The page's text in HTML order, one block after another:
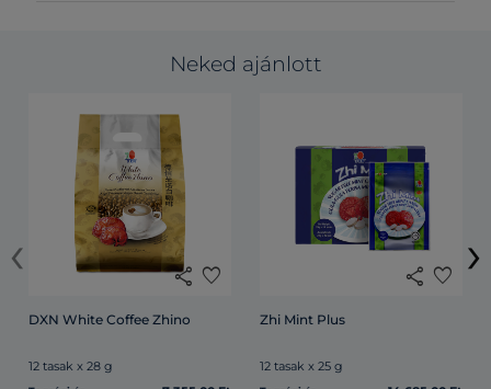
Neked ajánlott
share favorite
DXN White Coffee Zhino
12 tasak x 28 g
share favorite
Zhi Mint Plus
12 tasak x 25 g
‹ ›